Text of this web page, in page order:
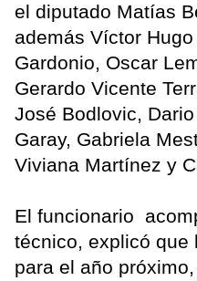
el diputado Matías
además Víctor
Gardonio, Oscar
Gerardo Vicente
José Bodlovic,
Garay, Gabriela
Viviana Martínez y
El funcionario
técnico, explicó que
para el año